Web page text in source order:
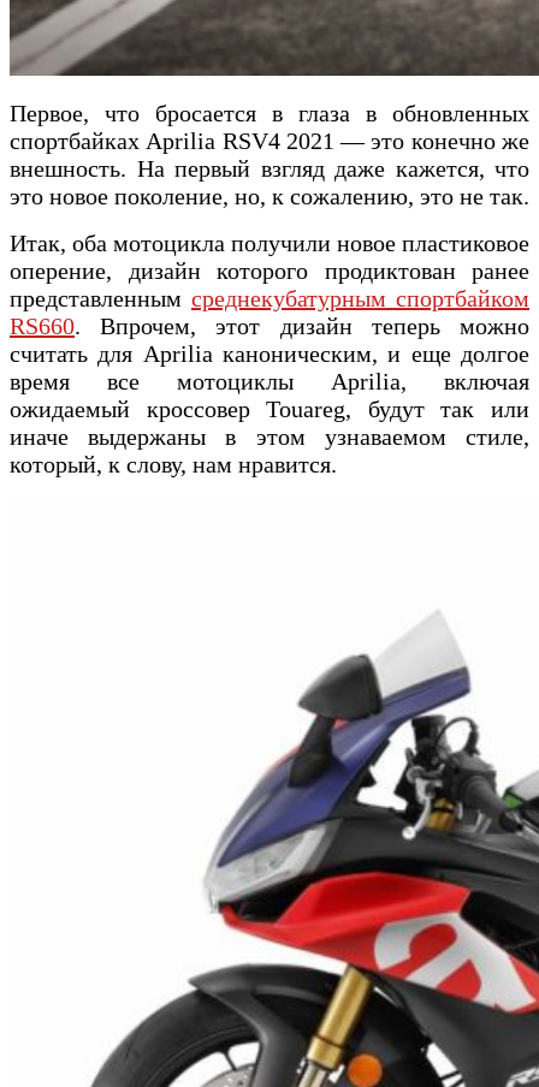
Первое, что бросается в глаза в обновленных
спортбайках Aprilia RSV4 2021 — это конечно же
внешность. На первый взгляд даже кажется, что
это новое поколение, но, к сожалению, это не так.
Итак, оба мотоцикла получили новое пластиковое
оперение, дизайн которого продиктован ранее
представленным среднекубатурным спортбайком
RS660. Впрочем, этот дизайн теперь можно
считать для Aprilia каноническим, и еще долгое
время все мотоциклы Aprilia, включая
ожидаемый кроссовер Touareg, будут так или
иначе выдержаны в этом узнаваемом стиле,
который, к слову, нам нравится.